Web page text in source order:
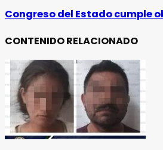
Congreso del Estado cumple
CONTENIDO RELACIONADO